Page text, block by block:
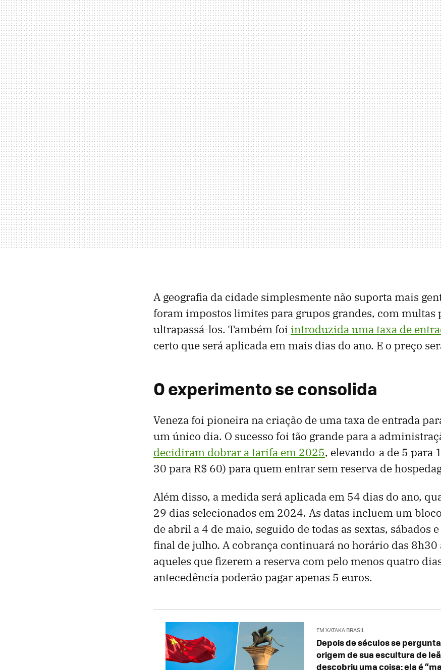
A geografia da cidade simplesmente não suporta mais
foram impostos limites para grupos grandes, com multas
ultrapassá-los. Também foi introduzida uma taxa de
certo que será aplicada em mais dias do ano. E o preço
O experimento se consolida
Veneza foi pioneira na criação de uma taxa de entrada
um único dia. O sucesso foi tão grande para a
decidiram dobrar a tarifa em 2025, elevando-a de 5 para
30 para R$ 60) para quem entrar sem reserva de
Além disso, a medida será aplicada em 54 dias do ano,
29 dias selecionados em 2024. As datas incluem um
de abril a 4 de maio, seguido de todas as sextas, sábados
final de julho. A cobrança continuará no horário das 8h30
aqueles que fizerem a reserva com pelo menos quatro
antecedência poderão pagar apenas 5 euros.
EM XATAKA BRASIL
Depois de séculos se
origem de sua escultura de
descobriu uma coisa: ela é